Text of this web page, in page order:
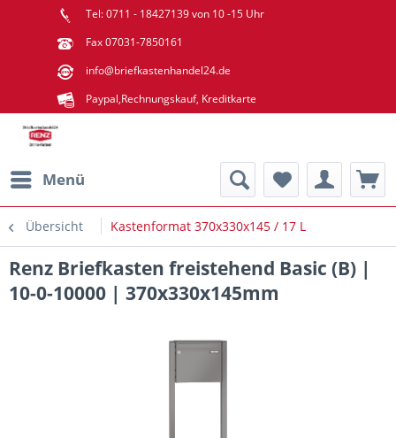
Tel: 0711 - 18427139 von 10 -15 Uhr
Fax 07031-7850161
info@briefkastenhandel24.de
Paypal,Rechnungskauf, Kreditkarte
Menü
Übersicht Kastenformat 370x330x145 / 17 L
Renz Briefkasten freistehend Basic (B) |
10-0-10000 | 370x330x145mm